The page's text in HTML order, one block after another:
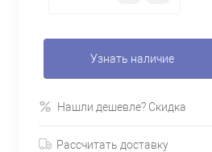
Узнать наличие
Нашли дешевле? Скидка
Рассчитать доставку